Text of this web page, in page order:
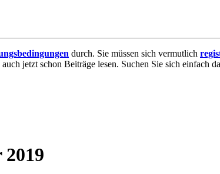
durch. Sie müssen sich vermutlich
jetzt schon Beiträge lesen. Suchen Sie sich einfach